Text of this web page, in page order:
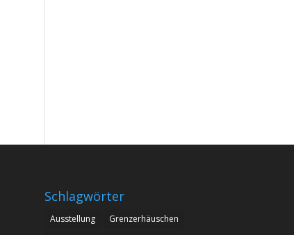
Schlagwörter
Ausstellung
Grenzerhäuschen